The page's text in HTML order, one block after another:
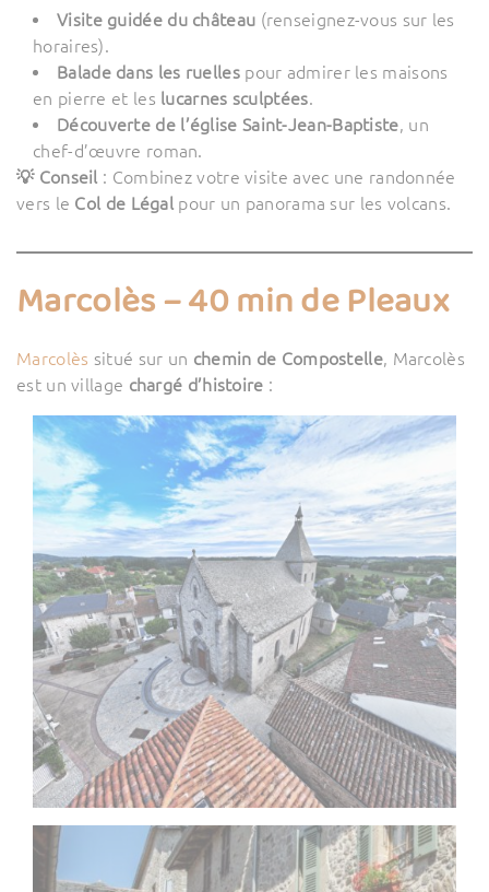
Visite guidée du château (renseignez-vous sur les
horaires).
Balade dans les ruellespour admirer les maisons
en pierre et les lucarnes sculptées
Découverte de l’église Saint-Jean-Baptiste , un
chef-d’œuvre roman.
💡 Conseil : Combinez votre visite avec une randonnée
vers le Col de Légal pour un panorama sur les volcans.
Marcolès – 40 min de Pleaux
Marcolès situé sur un chemin de Compostelle, Marcolès
est un village chargé d’histoire :